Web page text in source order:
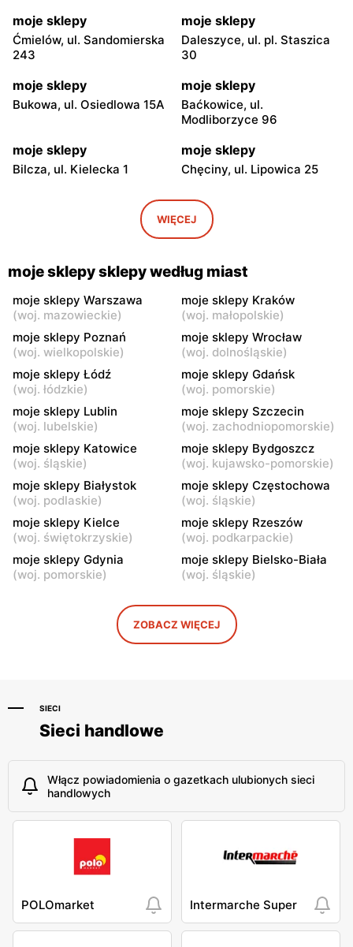
moje sklepy
Ćmielów, ul. Sandomierska
243
moje sklepy
Daleszyce, ul. pl. Staszica
30
moje sklepy
Bukowa, ul. Osiedlowa 15A
moje sklepy
Baćkowice, ul.
Modliborzyce 96
moje sklepy
Bilcza, ul. Kielecka 1
moje sklepy
Chęciny, ul. Lipowica 25
Iwaniska, ul. Ujazdowska 5
moje sklepy
Bogoria, ul. Rynek 30
Gorzyce, ul. Szkolna 44 Grębów, ul. Wydrza 180
moje sklepy
Jadachy, ul. Jadachy 111
moje sklepy
Jeżowe, ul. Zalesie 77
moje sklepy
Kazimierza Wielka, ul.
Kolejowa 15
moje sklepy
Kamień, ul. Błonie 23
moje sklepy
Górki, ul. Górki 71
moje sklepy
Gumniska, ul. Gumniska
157C
moje sklepy
Iwierzyce, ul. Iwierzyce
152A
moje sklepy
Tczew, ul. Franciszka Żwirki
moje sklepy
Hyżne, ul. Hyżne 100
moje sklepy
Jarosław, ul. Pełkińska 147
Niebylec, ul. Niebylec 139 Opole, ul. Grudzicka 45
WIĘCEJ
moje sklepy sklepy według miast
moje sklepy Warszawa
(woj. mazowieckie)
moje sklepy Kraków
(woj. małopolskie)
moje sklepy Poznań
(woj. wielkopolskie)
moje sklepy Wrocław
(woj. dolnośląskie)
moje sklepy Łódź
(woj. łódzkie)
moje sklepy Gdańsk
(woj. pomorskie)
moje sklepy Lublin
(woj. lubelskie)
moje sklepy Szczecin
(woj. zachodniopomorskie)
moje sklepy Katowice
(woj. śląskie)
moje sklepy Bydgoszcz
(woj. kujawsko-pomorskie)
moje sklepy Białystok
(woj. podlaskie)
moje sklepy Częstochowa
(woj. śląskie)
moje sklepy Kielce
(woj. świętokrzyskie)
moje sklepy Rzeszów
(woj. podkarpackie)
moje sklepy Gdynia
(woj. pomorskie)
moje sklepy Bielsko-Biała
(woj. śląskie)
ZOBACZ WIĘCEJ
SIECI
Sieci handlowe
Włącz powiadomienia o gazetkach ulubionych sieci
handlowych
POLOmarket Intermarche Super